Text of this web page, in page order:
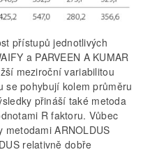
přístupů jednotlivých
a PARVEEN A KUMAR
meziroční variabilitou
se pohybují kolem průměru
přináší také metoda
R faktoru. Vůbec
ARNOLDUS
relativně dobře